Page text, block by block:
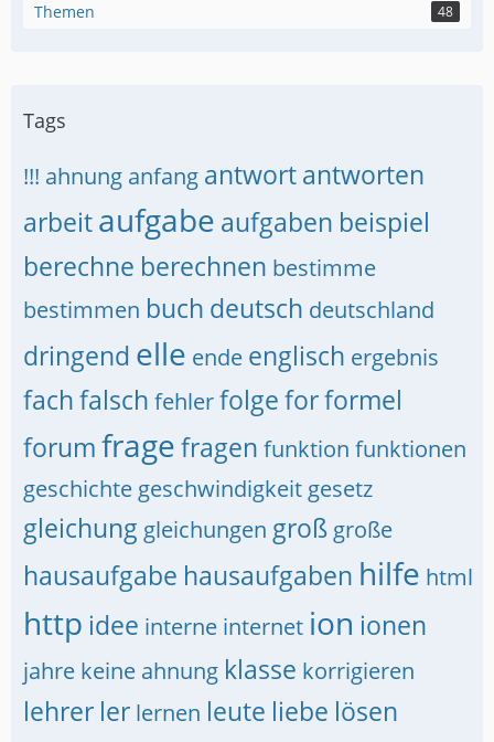
Themen 48
Tags
!!! ahnung anfang antwortantworten
arbeitaufgabe aufgaben beispiel
berechne berechnen bestimme
bestimmen buch deutsch deutschland
dringend elle ende englisch ergebnis
fachfalsch fehlerfolgeforformel
forumfragefragen funktion funktionen
geschichte geschwindigkeit gesetz
gleichung gleichungen groß große
hausaufgabe hausaufgaben hilfe html
http idee interne internet ion ionen
jahre keine ahnung klasse korrigieren
lehrer ler lernen leute liebe lösen